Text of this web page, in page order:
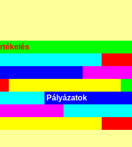
Pályázatok